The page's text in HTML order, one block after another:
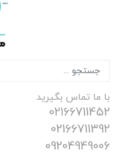
با ما تماس بگیرید
02166711452
02166711392
09204949006